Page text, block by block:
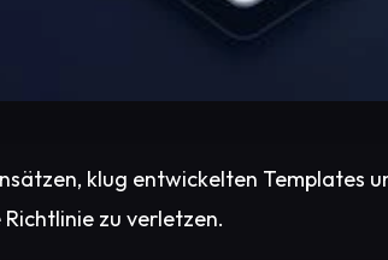
klug entwickelten Templates
zu verletzen.